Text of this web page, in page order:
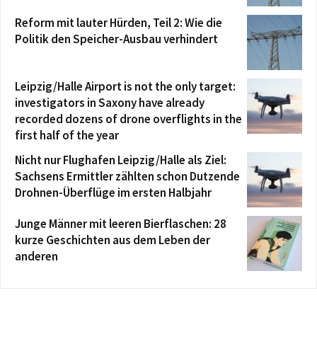
Reform mit lauter Hürden, Teil 2: Wie die
Politik den Speicher-Ausbau verhindert
Leipzig/Halle Airport is not the only target:
investigators in Saxony have already
recorded dozens of drone overflights in the
first half of the year
Nicht nur Flughafen Leipzig/Halle als Ziel:
Sachsens Ermittler zählten schon Dutzende
Drohnen-Überflüge im ersten Halbjahr
Junge Männer mit leeren Bierflaschen: 28
kurze Geschichten aus dem Leben der
anderen